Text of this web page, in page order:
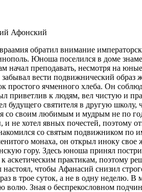
Афонский
обратил внимание
Юноша поселился в доме
начал преподавать, несмотря на
вести подвижнический
простого ячменного хлеба. Он
приветлив к людям, вел чистую и
будущего святителя в другую
со своим любимым и мудрым не по
и не хотел явных почестей, поэтому
со святым подвижником
монаха, он открыл иноку
гору. Здесь юноша принял
аскетическим практикам, поэтому
чтобы Афанасий снизил
в трое суток, а не в одну неделю.
волю. Зная о беспрекословном